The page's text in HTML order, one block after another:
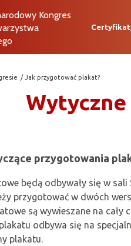
Kongres
Jak przygotować plakat?
przygotowania
będą odbywały się w sali
przygotować w dwóch
są wywieszane na cały
odbywa się na
plakatu.